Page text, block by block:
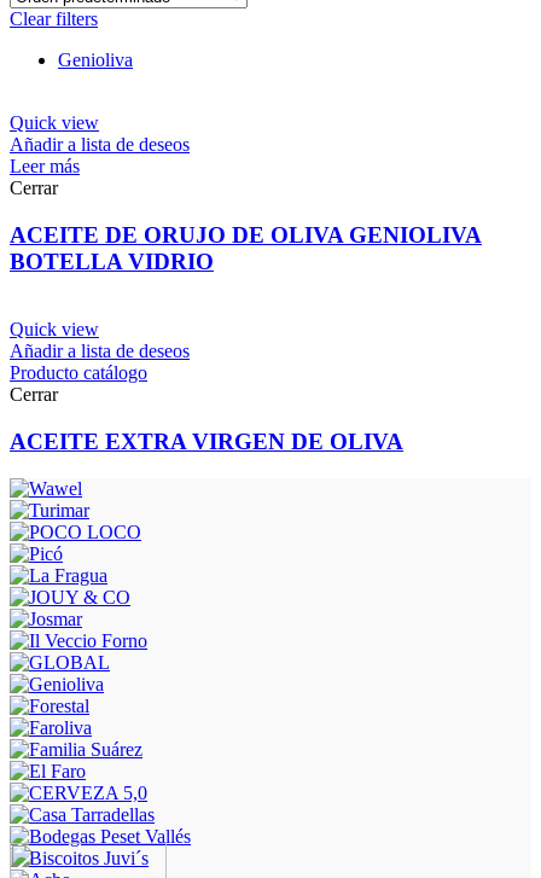
Clear filters
Genioliva
Quick view
Añadir a lista de deseos
Leer más
Cerrar
ACEITE DE ORUJO DE OLIVA GENIOLIVA
BOTELLA VIDRIO
Quick view
Añadir a lista de deseos
Producto catálogo
Cerrar
ACEITE EXTRA VIRGEN DE OLIVA